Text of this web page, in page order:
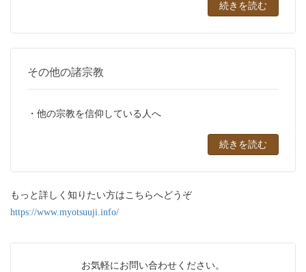
続きを読む
その他の諸宗教
・他の宗教を信仰している人へ
続きを読む
もっと詳しく知りたい方はこちらへどうぞ
https://www.myotsuuji.info/
お気軽にお問い合わせください。